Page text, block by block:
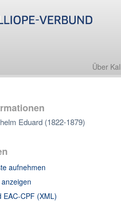
Über
Eduard (1822-1879)
aufnehmen
EAC-CPF (XML)